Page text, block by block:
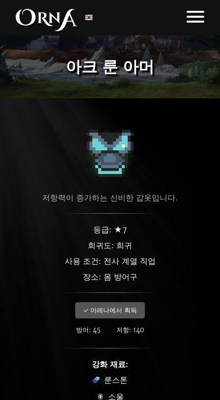
아크 룬 아머
저항력이 증가하는 신비한 갑옷입니다.
등급: ★7
희귀도: 희귀
사용 조건: 전사 계열 직업
장소: 몸 방어구
✓ 아레나에서 획득
방어: 45 저항: 140
강화 재료:
룬스톤
소울